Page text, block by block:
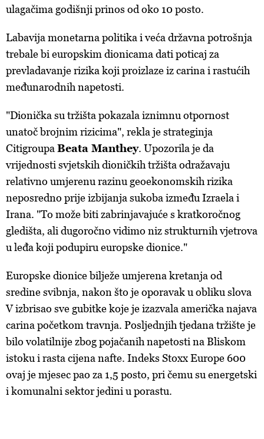
ulagačima godišnji prinos od oko 10 posto.
Labavija monetarna politika i veća državna potrošnja
trebale bi europskim dionicama dati poticaj za
prevladavanje rizika koji proizlaze iz carina i rastućih
međunarodnih napetosti.
"Dionička su tržišta pokazala iznimnu otpornost
unatoč brojnim rizicima", rekla je strateginja
Citigroupa Beata Manthey. Upozorila je da
vrijednosti svjetskih dioničkih tržišta odražavaju
relativno umjerenu razinu geoekonomskih rizika
neposredno prije izbijanja sukoba između Izraela i
Irana. "To može biti zabrinjavajuće s kratkoročnog
gledišta, ali dugoročno vidimo niz strukturnih vjetrova
u leđa koji podupiru europske dionice."
Europske dionice bilježe umjerena kretanja od
sredine svibnja, nakon što je oporavak u obliku slova
V izbrisao sve gubitke koje je izazvala američka najava
carina početkom travnja. Posljednjih tjedana tržište je
bilo volatilnije zbog pojačanih napetosti na Bliskom
istoku i rasta cijena nafte. Indeks Stoxx Europe 600
ovaj je mjesec pao za 1,5 posto, pri čemu su energetski
i komunalni sektor jedini u porastu.